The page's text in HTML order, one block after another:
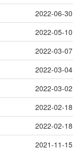
2022-06-30
2022-05-10
2022-03-07
2022-03-04
2022-03-02
2022-02-18
2022-02-18
2021-11-15